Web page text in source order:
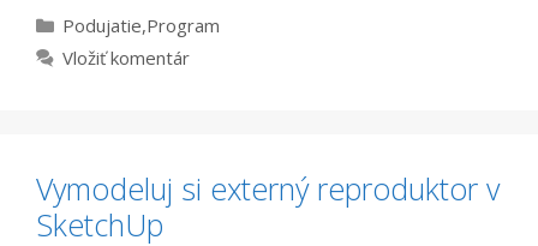
Kategórie
Podujatie,Program
Vložiť komentár
Vymodeluj si externý reproduktor v
SketchUp